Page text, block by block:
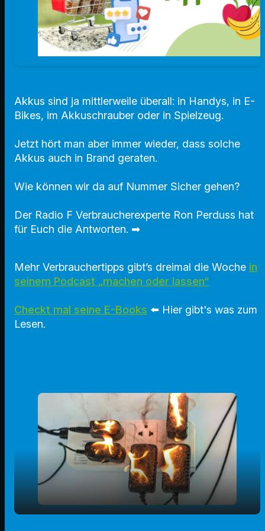
Akkus sind ja mittlerweile überall: in Handys, in E-
Bikes, im Akkuschrauber oder in Spielzeug.
Jetzt hört man aber immer wieder, dass solche
Akkus auch in Brand geraten.
Wie können wir da auf Nummer Sicher gehen?
Der Radio F Verbraucherexperte Ron Perduss hat
für Euch die Antworten. ➡
Mehr Verbrauchertipps gibt’s dreimal die Woche in
seinem Podcast „machen oder lassen“
Checkt mal seine E-Books ⬅️ Hier gibt's was zum
Lesen.